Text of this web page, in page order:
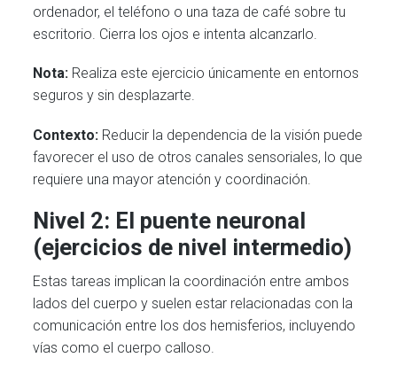
ordenador, el teléfono o una taza de café sobre tu
escritorio. Cierra los ojos e intenta alcanzarlo.
Nota: Realiza este ejercicio únicamente en entornos
seguros y sin desplazarte.
Contexto: Reducir la dependencia de la visión puede
favorecer el uso de otros canales sensoriales, lo que
requiere una mayor atención y coordinación.
Nivel 2: El puente neuronal
(ejercicios de nivel intermedio)
Estas tareas implican la coordinación entre ambos
lados del cuerpo y suelen estar relacionadas con la
comunicación entre los dos hemisferios, incluyendo
vías como el cuerpo calloso.